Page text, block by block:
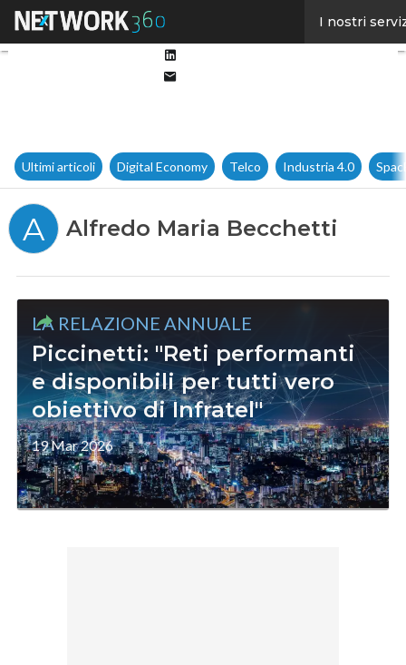
I nostri
Ultimi articoli Digital Economy Telco Industria 4.0
A Alfredo Maria Becchetti
LA RELAZIONE ANNUALE
Piccinetti: "Reti performanti
e disponibili per tutti vero
obiettivo di Infratel"
19 Mar 2026